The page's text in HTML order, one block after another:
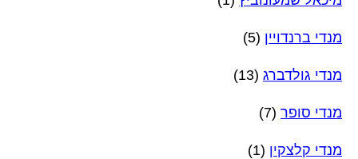
מנדי ברנדויין (5)
מנדי גולדברג (13)
מנדי סופר (7)
מנדי קלצקין (1)